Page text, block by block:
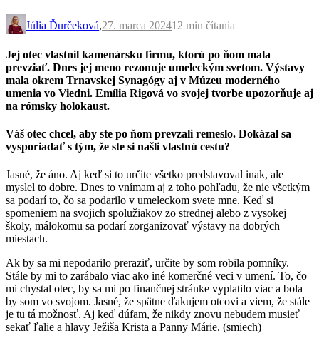
Júlia Ďurčeková,27. marca 202412 min čítania
Jej otec vlastnil kamenársku firmu, ktorú po ňom mala
prevziať. Dnes jej meno rezonuje umeleckým svetom. Výstavy
mala okrem Trnavskej Synagógy aj v Múzeu moderného
umenia vo Viedni. Emília Rigová vo svojej tvorbe upozorňuje aj
na rómsky holokaust.
Váš otec chcel, aby ste po ňom prevzali remeslo. Dokázal sa
vysporiadať s tým, že ste si našli vlastnú cestu?
Jasné, že áno. Aj keď si to určite všetko predstavoval inak, ale
myslel to dobre. Dnes to vnímam aj z toho pohľadu, že nie všetkým
sa podarí to, čo sa podarilo v umeleckom svete mne. Keď si
spomeniem na svojich spolužiakov zo strednej alebo z vysokej
školy, málokomu sa podarí zorganizovať výstavy na dobrých
miestach.
Ak by sa mi nepodarilo preraziť, určite by som robila pomníky.
Stále by mi to zarábalo viac ako iné komerčné veci v umení. To, čo
mi chystal otec, by sa mi po finančnej stránke vyplatilo viac a bola
by som vo svojom. Jasné, že spätne ďakujem otcovi a viem, že stále
je tu tá možnosť. Aj keď dúfam, že nikdy znovu nebudem musieť
sekať ľalie a hlavy Ježiša Krista a Panny Márie. (smiech)